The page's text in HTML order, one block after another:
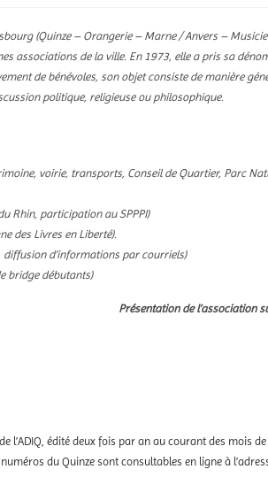
(Quinze – Orangerie – Marne / Anvers –
associations de la ville. En 1973, elle a pris sa
de bénévoles, son objet consiste de manière
politique, religieuse ou philosophique.
voirie, transports, Conseil de Quartier, Parc
Rhin, participation au SPPPI)
des Livres en Liberté).
diffusion d’informations par courriels)
bridge débutants)
Présentation de l’association
l’ADIQ, édité deux fois par an au courant des mois
du Quinze sont consultables en ligne à